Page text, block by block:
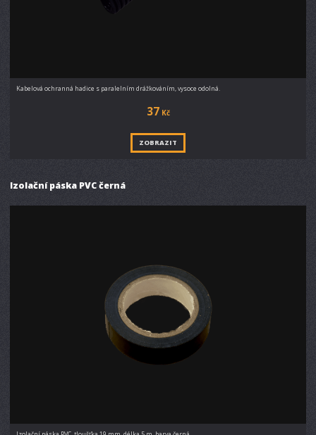
Kabelová ochranná hadice s paralelním drážkováním, vysoce odolná.
37Kč
ZOBRAZIT
Izolační páska PVC černá